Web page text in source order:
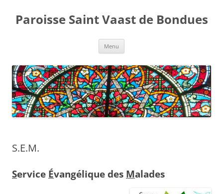
contenu
Paroisse Saint Vaast de Bondues
Menu
S.E.M.
Service Évangélique des Malades